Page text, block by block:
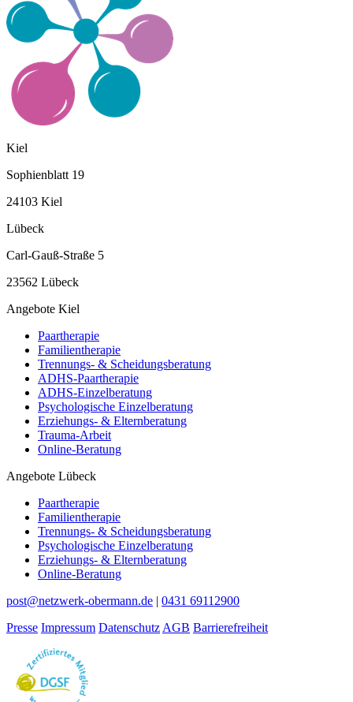
Kiel
Sophienblatt 19
24103 Kiel
Lübeck
Carl-Gauß-Straße 5
23562 Lübeck
Angebote Kiel
Paartherapie
Familientherapie
Trennungs- & Scheidungsberatung
ADHS-Paartherapie
ADHS-Einzelberatung
Psychologische Einzelberatung
Erziehungs- & Elternberatung
Trauma-Arbeit
Online-Beratung
Angebote Lübeck
Paartherapie
Familientherapie
Trennungs- & Scheidungsberatung
Psychologische Einzelberatung
Erziehungs- & Elternberatung
Online-Beratung
post@netzwerk-obermann.de | 0431 69112900
Presse Impressum Datenschutz AGB Barrierefreiheit